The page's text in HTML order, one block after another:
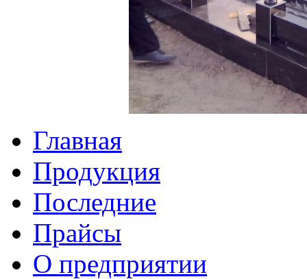
Главная
Продукция
Последние
Прайсы
О предприятии